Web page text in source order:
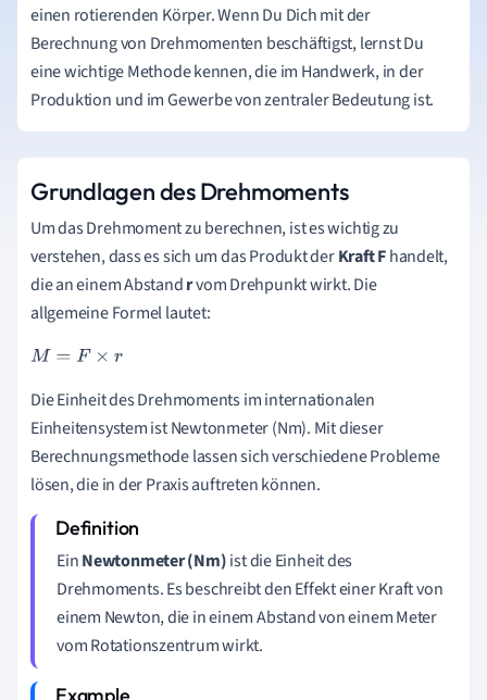
einen rotierenden Körper. Wenn Du Dich mit der
Berechnung von Drehmomenten beschäftigst, lernst Du
eine wichtige Methode kennen, die im Handwerk, in der
Produktion und im Gewerbe von zentraler Bedeutung ist.
Grundlagen des Drehmoments
Um das Drehmoment zu berechnen, ist es wichtig zu
verstehen, dass es sich um das Produkt derKraft Fhandelt,
die an einem Abstandrvom Drehpunkt wirkt. Die
allgemeine Formel lautet:
M= F×r
Die Einheit des Drehmoments im internationalen
Einheitensystem ist Newtonmeter (Nm). Mit dieser
Berechnungsmethode lassen sich verschiedene Probleme
lösen, die in der Praxis auftreten können.
EinNewtonmeter (Nm)ist die Einheit des
Drehmoments. Es beschreibt den Effekt einer Kraft von
einem Newton, die in einem Abstand von einem Meter
vom Rotationszentrum wirkt.